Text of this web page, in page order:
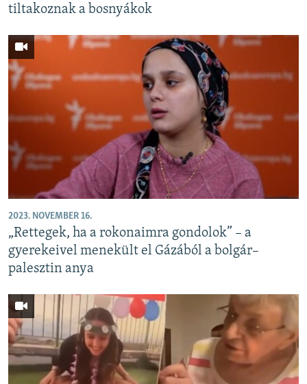
tiltakoznak a bosnyákok
2023. NOVEMBER 16.
„Rettegek, ha a rokonaimra gondolok” – a
gyerekeivel menekült el Gázából a bolgár–
palesztin anya